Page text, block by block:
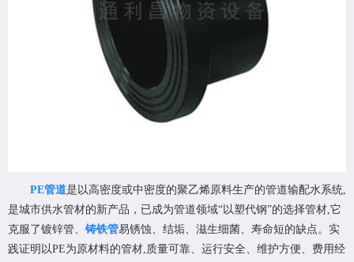
PE管道是以高密度或中密度的聚乙烯原料生产的管道输配水系统,
是城市供水管材的新产品，已成为管道领域“以塑代钢”的选择管材,它
克服了镀锌管、 铸铁管易锈蚀、结垢、滋生细菌、寿命短的缺点。实
践证明以PE为原材料的管材,质量可靠、运行安全、维护方便、费用经